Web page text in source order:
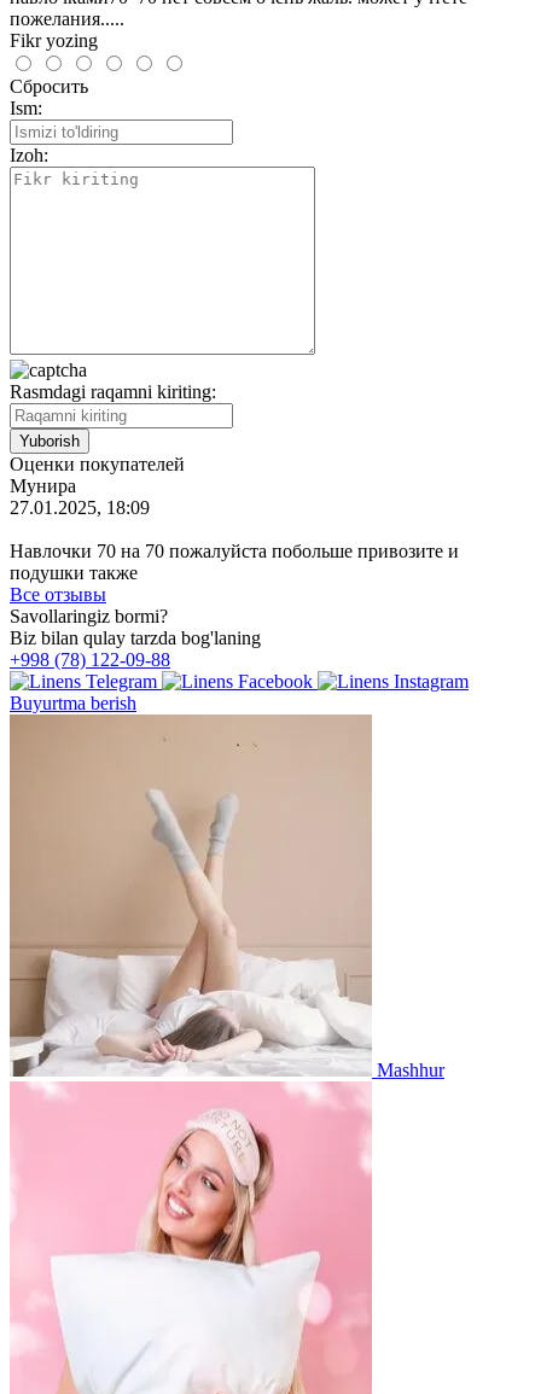
пожелания.....
Fikr yozing
Сбросить
Ism:
Izoh:
Rasmdagi raqamni kiriting:
Оценки покупателей
Мунира
27.01.2025, 18:09
Навлочки 70 на 70 пожалуйста побольше привозите и
подушки также
Все отзывы
Savollaringiz bormi?
Biz bilan qulay tarzda bog'laning
+998 (78) 122-09-88
Buyurtma berish
Mashhur